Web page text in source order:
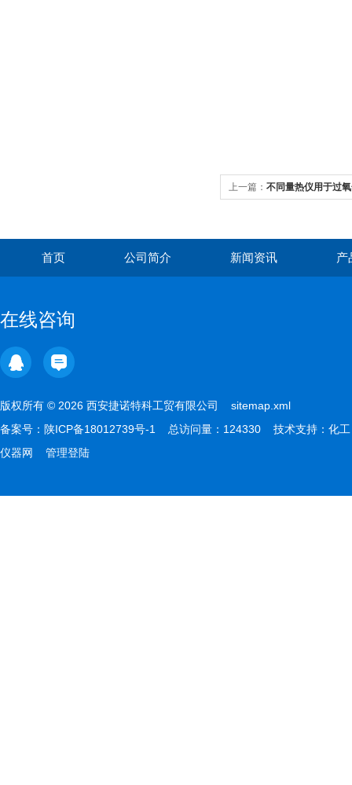
上一篇： 不同量热仪用于过
首页 公司简介 新闻资讯 产
在线咨询
版权所有 © 2026 西安捷诺特科工贸有限公司 sitemap.xml
备案号： 陕ICP备18012739号-1 总访问量：124330 技术支持： 化工
仪器网
管理登陆